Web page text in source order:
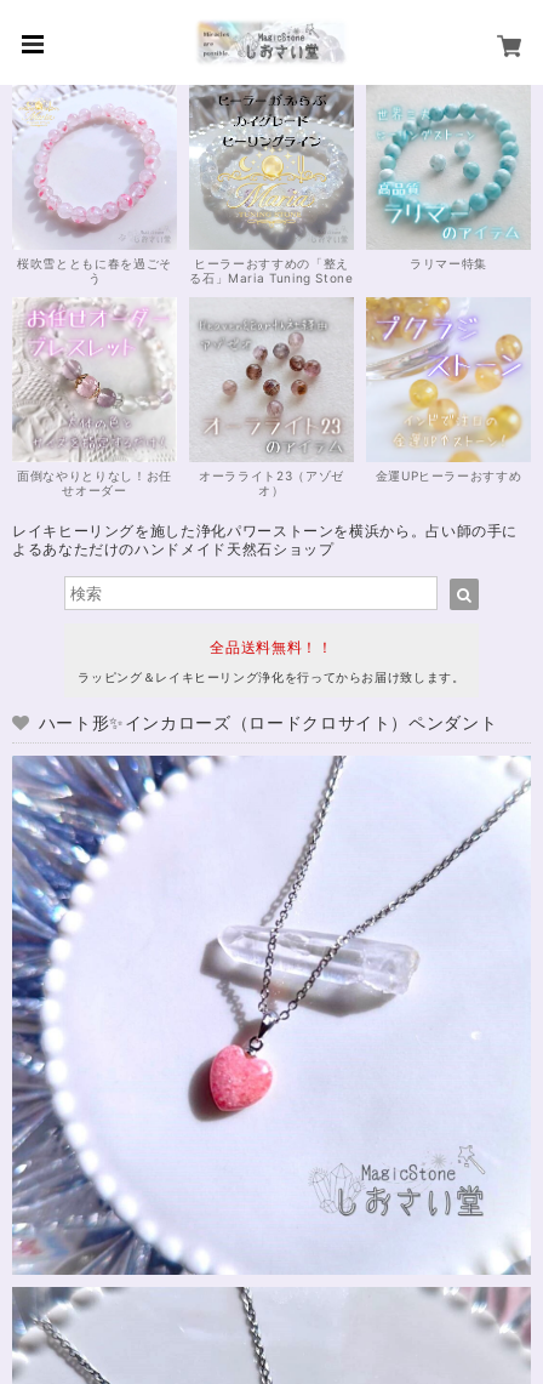
桜吹雪とともに春を過ごそ
う
ヒーラーおすすめの「整え
る石」Maria Tuning Stone
ラリマー特集
面倒なやりとりなし！お任
せオーダー
オーラライト23（アゾゼ
オ）
金運UPヒーラーおすすめ
レイキヒーリングを施した浄化パワーストーンを横浜から。占い師の手に
よるあなただけのハンドメイド天然石ショップ
全品送料無料！！
ラッピング＆レイキヒーリング浄化を行ってからお届け致します。
ハート形✨インカローズ（ロードクロサイト）ペンダント